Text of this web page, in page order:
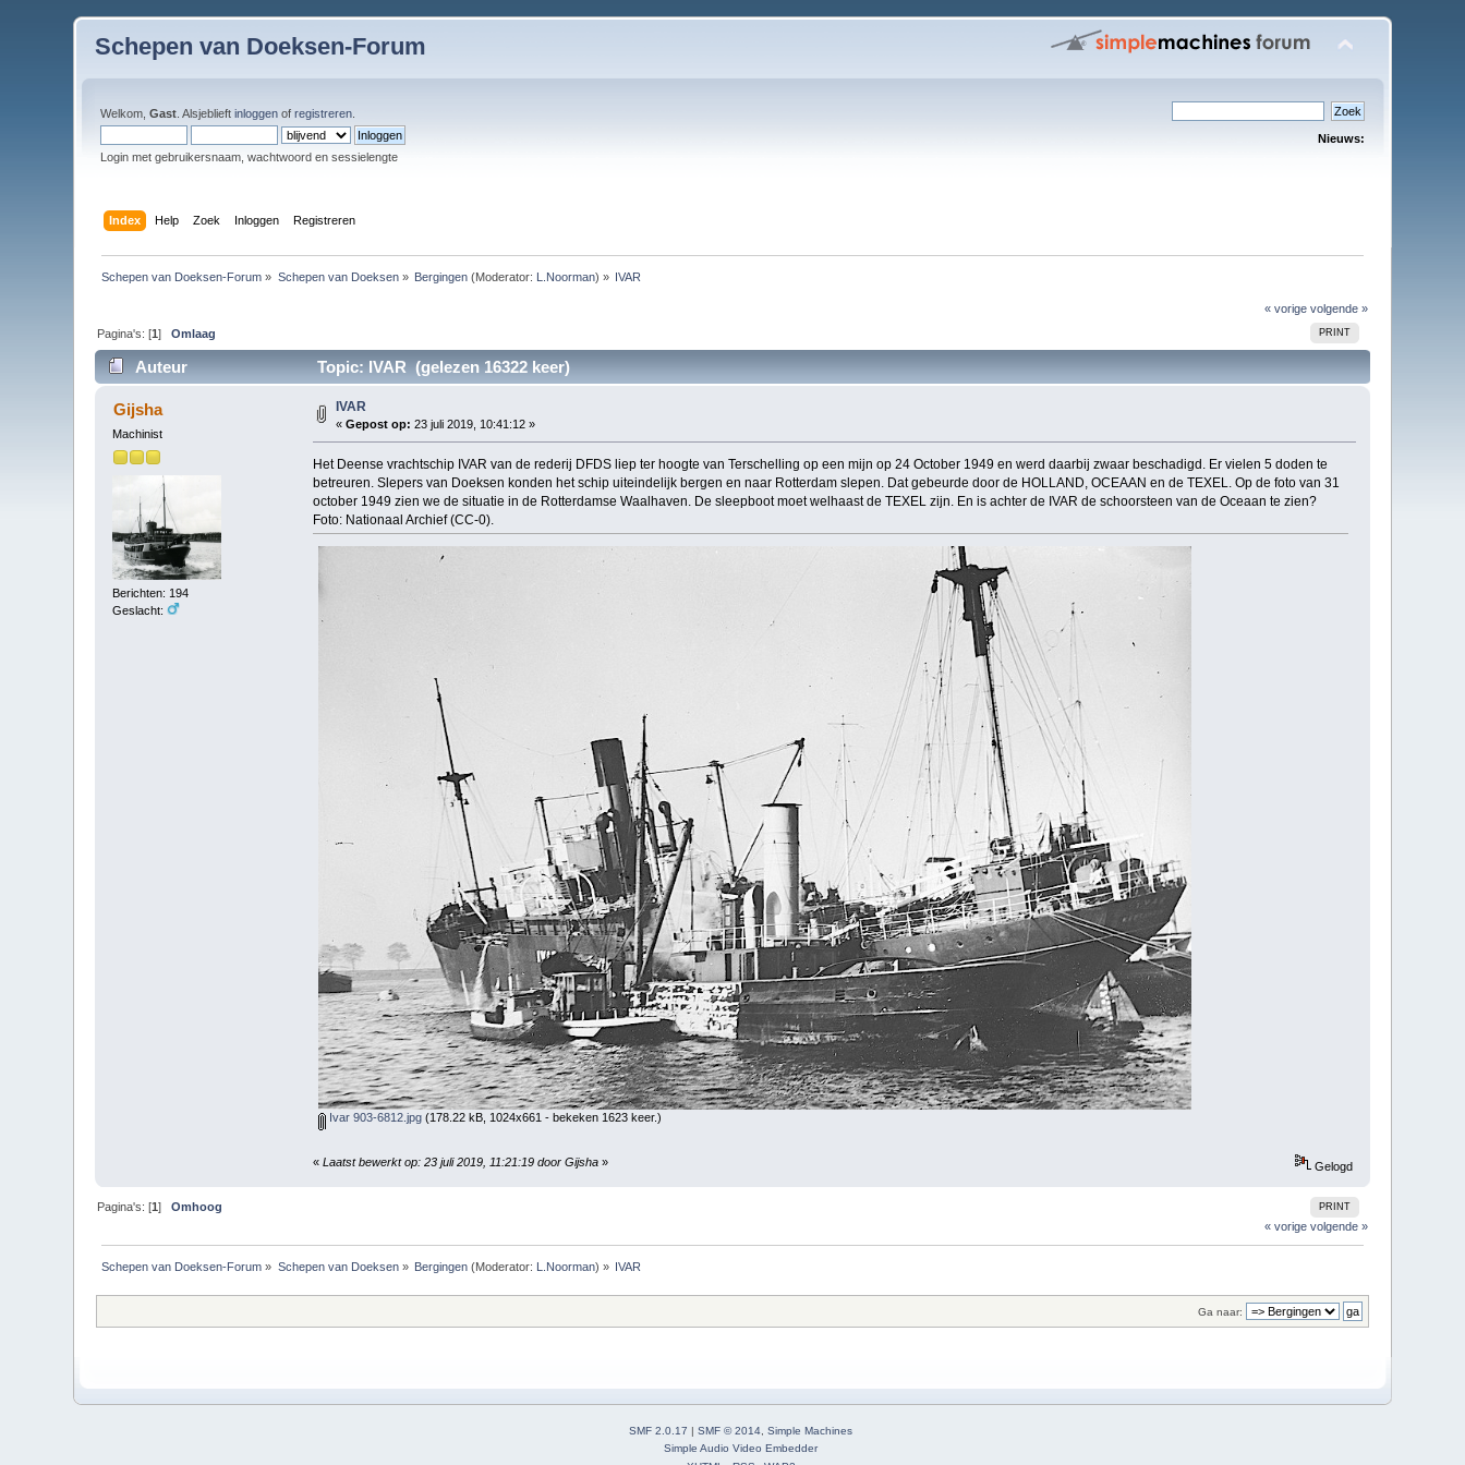
Schepen van Doeksen-Forum
Welkom,Gast . Alsjeblieftinloggen ofregistreren
Login met gebruikersnaam, wachtwoord en sessielengte
Nieuws:
Index Help Zoek Inloggen Registreren
Schepen van Doeksen-Forum » Schepen van Doeksen» Bergingen (Moderator: L.Noorman) » IVAR
« vorige volgende »
PRINT
Pagina's: [1]Omlaag
Auteur Topic: IVAR (gelezen 16322 keer)
Gijsha
Machinist
Berichten: 194
Geslacht:
IVAR
«Gepost op: 23 juli 2019, 10:41:12 »
Het Deense vrachtschip IVAR van de rederij DFDS liep ter hoogte van Terschelling op een mijn op 24 October 1949 en werd daarbij zwaar beschadigd. Er vielen 5 doden te
betreuren. Slepers van Doeksen konden het schip uiteindelijk bergen en naar Rotterdam slepen. Dat gebeurde door de HOLLAND, OCEAAN en de TEXEL. Op de foto van 31
october 1949 zien we de situatie in de Rotterdamse Waalhaven. De sleepboot moet welhaast de TEXEL zijn. En is achter de IVAR de schoorsteen van de Oceaan te zien?
Foto: Nationaal Archief (CC-0).
Ivar 903-6812.jpg (178.22 kB, 1024x661 - bekeken 1623 keer.)
« Laatst bewerkt op: 23 juli 2019, 11:21:19 door Gijsha» Gelogd
PRINT
Pagina's: [1]Omhoog
« vorige volgende »
Schepen van Doeksen-Forum » Schepen van Doeksen» Bergingen (Moderator: L.Noorman) » IVAR
Ga naar:
SMF 2.0.17 | SMF © 2014, Simple Machines
Simple Audio Video Embedder